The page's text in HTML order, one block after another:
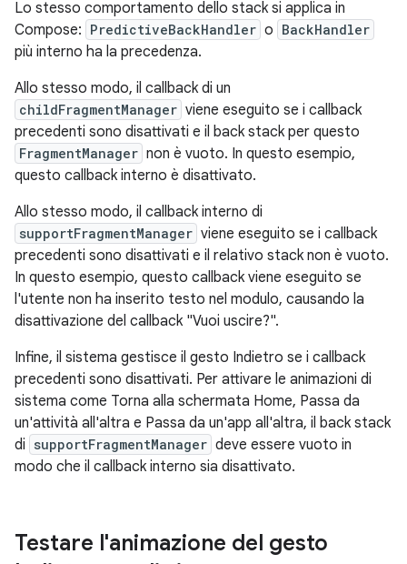
Lo stesso comportamento dello stack si applica in
Compose: PredictiveBackHandler o BackHandler
più interno ha la precedenza.
Allo stesso modo, il callback di un
childFragmentManager viene eseguito se i callback
precedenti sono disattivati e il back stack per questo
FragmentManager non è vuoto. In questo esempio,
questo callback interno è disattivato.
Allo stesso modo, il callback interno di
supportFragmentManager viene eseguito se i callback
precedenti sono disattivati e il relativo stack non è vuoto.
In questo esempio, questo callback viene eseguito se
l'utente non ha inserito testo nel modulo, causando la
disattivazione del callback "Vuoi uscire?".
Infine, il sistema gestisce il gesto Indietro se i callback
precedenti sono disattivati. Per attivare le animazioni di
sistema come Torna alla schermata Home, Passa da
un'attività all'altra e Passa da un'app all'altra, il back stack
di supportFragmentManager deve essere vuoto in
modo che il callback interno sia disattivato.
Testare l'animazione del gesto